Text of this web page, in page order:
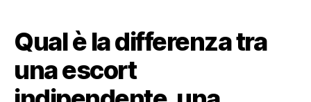
Qual è la differenza tra
una escort